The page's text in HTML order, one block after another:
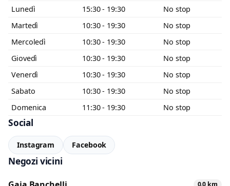
Lunedì
15:30 - 19:30
No stop
Martedì
10:30 - 19:30
No stop
Mercoledì
10:30 - 19:30
No stop
Giovedì
10:30 - 19:30
No stop
Venerdì
10:30 - 19:30
No stop
Sabato
10:30 - 19:30
No stop
Domenica
11:30 - 19:30 No stop
Social
Instagram Facebook
Negozi vicini
Minimo 20 caratteri Invia messaggio